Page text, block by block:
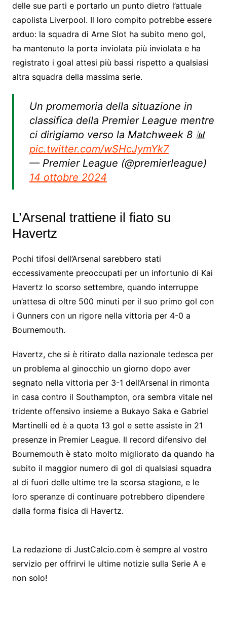
delle sue parti e portarlo un punto dietro l’attuale
capolista Liverpool. Il loro compito potrebbe essere
arduo: la squadra di Arne Slot ha subito meno gol,
ha mantenuto la porta inviolata più inviolata e ha
registrato i goal attesi più bassi rispetto a qualsiasi
altra squadra della massima serie.
Un promemoria della situazione in
classifica della Premier League mentre
ci dirigiamo verso la Matchweek 8 📊
pic.twitter.com/wSHcJymYk7
— Premier League (@premierleague)
14 ottobre 2024
L’Arsenal trattiene il fiato su
Havertz
Pochi tifosi dell’Arsenal sarebbero stati
eccessivamente preoccupati per un infortunio di Kai
Havertz lo scorso settembre, quando interruppe
un’attesa di oltre 500 minuti per il suo primo gol con
i Gunners con un rigore nella vittoria per 4-0 a
Bournemouth.
Havertz, che si è ritirato dalla nazionale tedesca per
un problema al ginocchio un giorno dopo aver
segnato nella vittoria per 3-1 dell’Arsenal in rimonta
in casa contro il Southampton, ora sembra vitale nel
tridente offensivo insieme a Bukayo Saka e Gabriel
Martinelli ed è a quota 13 gol e sette assiste in 21
presenze in Premier League. Il record difensivo del
Bournemouth è stato molto migliorato da quando ha
subito il maggior numero di gol di qualsiasi squadra
al di fuori delle ultime tre la scorsa stagione, e le
loro speranze di continuare potrebbero dipendere
dalla forma fisica di Havertz.
La redazione di JustCalcio.com è sempre al vostro
servizio per offrirvi le ultime notizie sulla Serie A e
non solo!